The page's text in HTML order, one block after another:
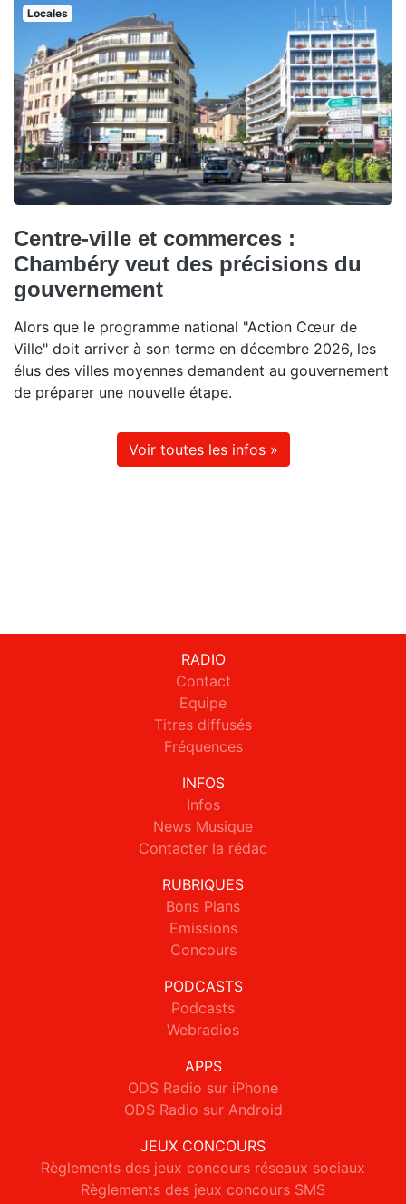
Locales
Centre-ville et commerces :
Chambéry veut des précisions du
gouvernement
Alors que le programme national "Action Cœur de
Ville" doit arriver à son terme en décembre 2026, les
élus des villes moyennes demandent au gouvernement
de préparer une nouvelle étape.
Voir toutes les infos »
RADIO
Contact
Equipe
Titres diffusés
Fréquences
INFOS
Infos
News Musique
Contacter la rédac
RUBRIQUES
Bons Plans
Emissions
Concours
PODCASTS
Podcasts
Webradios
APPS
ODS Radio sur iPhone
ODS Radio sur Android
JEUX CONCOURS
Règlements des jeux concours réseaux sociaux
Règlements des jeux concours SMS